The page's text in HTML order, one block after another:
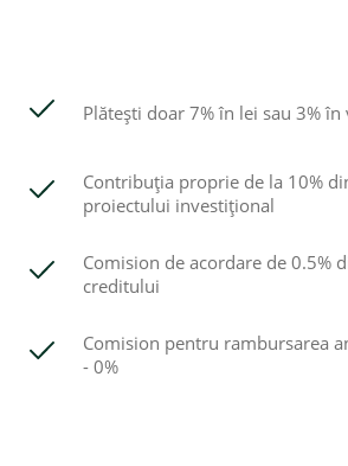
Plătești doar 7% în lei sau 3% în
Contribuția proprie de la 10%
proiectului investițional
Comision de acordare de 0.5%
creditului
Comision pentru rambursarea
- 0%